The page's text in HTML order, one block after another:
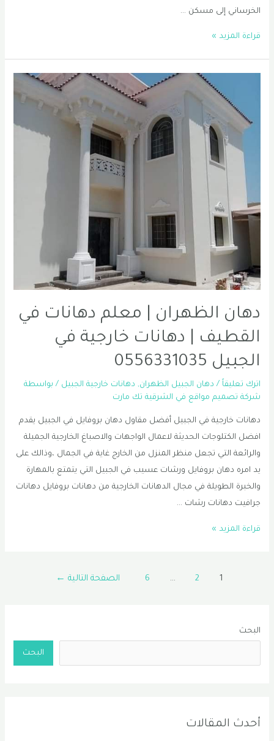
الخرساني إلى مسكن …
تشطيب
ترميم
منازل
الجبيل
تشطيبات
الشرقية
0556331035
قراءة المزيد »
دهان الظهران | معلم دهانات في
القطيف | دهانات خارجية في
الجبيل 0556331035
اترك تعليقاً / دهان الجبيل الظهران, دهانات خارجية الجبيل / بواسطة
شركة تصميم مواقع في الشرقية تك مارت
دهانات خارجية في الجبيل أفضل مقاول دهان بروفايل في الجبيل يقدم
افضل الكتلوجات الحديثة لاعمال الواجهات والاصباغ الخارجية الجميلة
والرائعة التي تجعل منظر المنزل من الخارج غاية في الجمال ،وذالك على
يد امره دهان بروفايل ورشات عسيب في الجبيل التي يتمتع بالمهارة
والخبرة الطويلة في مجال الدهانات الخارجية من دهانات بروفايل دهانات
جرافيت دهانات رشات …
دهان
القطيف
0556331035
قراءة المزيد »
1
2
…
6 الصفحة التالية ←
البحث
البحث
أحدث المقالات